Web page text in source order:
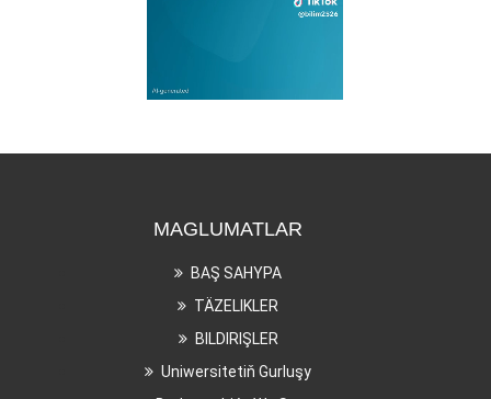
MAGLUMATLAR
BAŞ SAHYPA
TÄZELIKLER
BILDIRIŞLER
Uniwersitetiň Gurluşy